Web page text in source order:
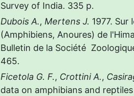
Survey of India. 335 p.
Dubois A., Mertens J. 1977.
(Amphibiens, Anoures) de
Bulletin de la Société
465.
Ficetola G. F., Crottini A.,
data on amphibians and